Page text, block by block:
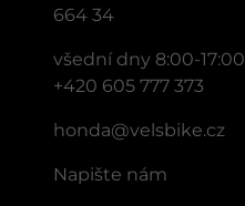
664 34
všední dny 8:00-17:00
+420 605 777 373
honda@velsbike.cz
Napište nám